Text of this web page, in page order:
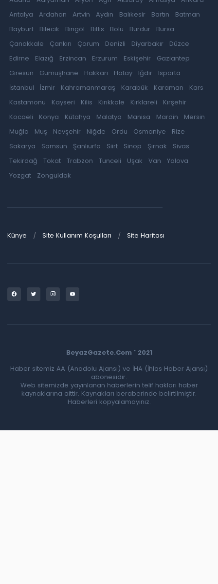
Antalya
Ardahan Artvin Aydın Balıkesir Bartın
Batman
Bayburt
Bilecik Bingöl Bitlis Bolu Burdur
Bursa
Çanakkale
Çankırı Çorum Denizli Diyarbakır
Düzce
Edirne
Elazığ Erzincan Erzurum Eskişehir
Gaziantep
Giresun
Gümüşhane Hakkari Hatay Iğdır
Isparta
İstanbul
İzmir Kahramanmaraş Karabük Karaman
Kars
Kastamonu
Kayseri Kilis Kırıkkale Kırklareli
Kırşehir
Kocaeli
Konya Kütahya Malatya Manisa Mardin
Mersin
Muğla
Muş Nevşehir Niğde Ordu Osmaniye
Rize
Sakarya
Samsun Şanlıurfa Siirt Sinop Şırnak
Sivas
Tekirdağ
Tokat Trabzon Tunceli Uşak Van
Yalova
Yozgat
Zonguldak
Künye Site Kullanım Koşulları Site Haritası
BeyazGazete.Com ' 2021
Haber sitemiz AA (Anadolu Ajansı) ve İHA (İhlas Haber Ajansı)
abonesidir.
Web sitemizde yayınlanan haberlerin telif hakları haber
kaynaklarına aittir. Kaynakları beraberinde belirtilmiştir.
Haberleri kopyalamayınız.